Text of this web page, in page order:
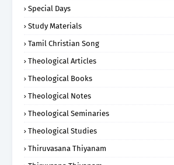
Special Days
Study Materials
Tamil Christian Song
Theological Articles
Theological Books
Theological Notes
Theological Seminaries
Theological Studies
Thiruvasana Thiyanam